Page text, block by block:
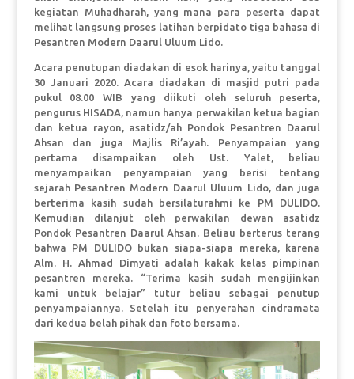
kegiatan Muhadharah, yang mana para peserta dapat
melihat langsung proses latihan berpidato tiga bahasa di
Pesantren Modern Daarul Uluum Lido.
Acara penutupan diadakan di esok harinya, yaitu tanggal
30 Januari 2020. Acara diadakan di masjid putri pada
pukul 08.00 WIB yang diikuti oleh seluruh peserta,
pengurus HISADA, namun hanya perwakilan ketua bagian
dan ketua rayon, asatidz/ah Pondok Pesantren Daarul
Ahsan dan juga Majlis Ri’ayah. Penyampaian yang
pertama disampaikan oleh Ust. Yalet, beliau
menyampaikan penyampaian yang berisi tentang
sejarah Pesantren Modern Daarul Uluum Lido, dan juga
berterima kasih sudah bersilaturahmi ke PM DULIDO.
Kemudian dilanjut oleh perwakilan dewan asatidz
Pondok Pesantren Daarul Ahsan. Beliau berterus terang
bahwa PM DULIDO bukan siapa-siapa mereka, karena
Alm. H. Ahmad Dimyati adalah kakak kelas pimpinan
pesantren mereka. “Terima kasih sudah mengijinkan
kami untuk belajar” tutur beliau sebagai penutup
penyampaiannya. Setelah itu penyerahan cindramata
dari kedua belah pihak dan foto bersama.